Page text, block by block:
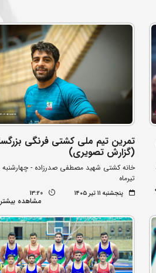
تمرین تیم ملی کشتی فرنگی
(گزارش تصویری)
تیرماه
پنجشنبه ۱۱ تیر ۱۴۰۵ 13:20
مشاهده بیشتر